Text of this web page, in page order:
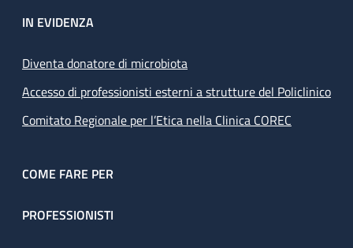
IN EVIDENZA
Diventa donatore di microbiota
Accesso di professionisti esterni a strutture del Policlinico
Comitato Regionale per l’Etica nella Clinica COREC
COME FARE PER
PROFESSIONISTI